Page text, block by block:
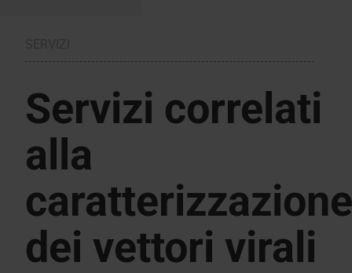
Servizi correlati
alla
caratterizzazione
dei vettori virali